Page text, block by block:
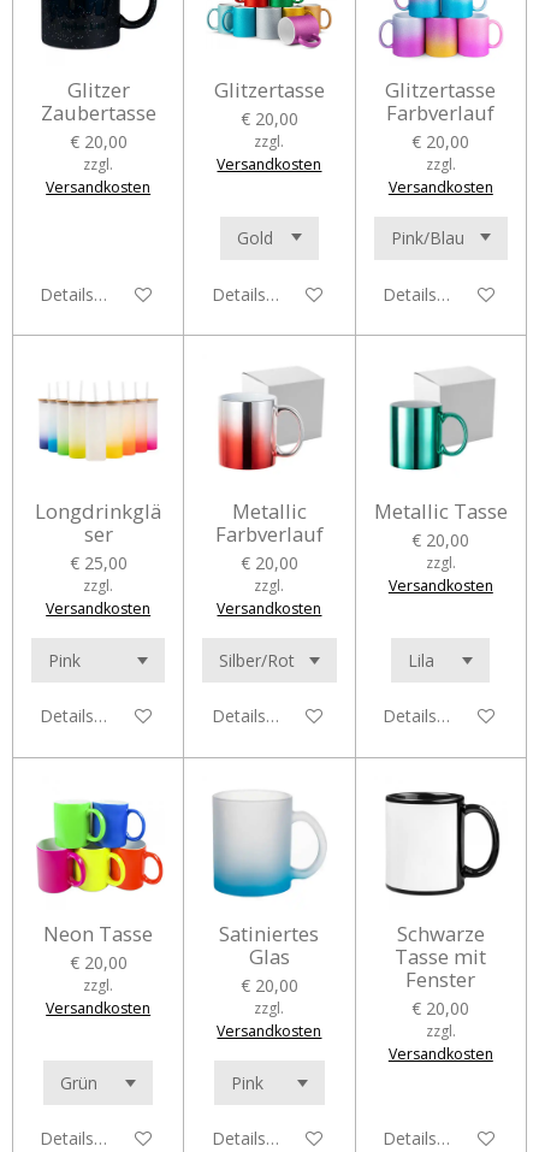
Glitzer
Zaubertasse
€ 20,00
zzgl.
Versandkosten
Details anzeigen
Glitzertasse
€ 20,00
zzgl.
Versandkosten
Details anzeigen
Glitzertasse
Farbverlauf
€ 20,00
zzgl.
Versandkosten
Details anzeigen
Longdrinkglä
ser
€ 25,00
zzgl.
Versandkosten
Details anzeigen
Metallic
Farbverlauf
€ 20,00
zzgl.
Versandkosten
Details anzeigen
Metallic Tasse
€ 20,00
zzgl.
Versandkosten
Details anzeigen
Neon Tasse
€ 20,00
zzgl.
Versandkosten
Details anzeigen
Satiniertes
Glas
€ 20,00
zzgl.
Versandkosten
Details anzeigen
Schwarze
Tasse mit
Fenster
€ 20,00
zzgl.
Versandkosten
Details anzeigen